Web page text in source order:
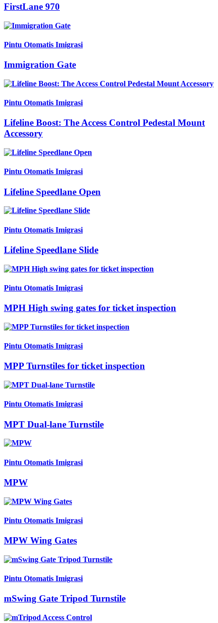
FirstLane 970
Pintu Otomatis Imigrasi
Immigration Gate
Pintu Otomatis Imigrasi
Lifeline Boost: The Access Control Pedestal Mount
Accessory
Pintu Otomatis Imigrasi
Lifeline Speedlane Open
Pintu Otomatis Imigrasi
Lifeline Speedlane Slide
Pintu Otomatis Imigrasi
MPH High swing gates for ticket inspection
Pintu Otomatis Imigrasi
MPP Turnstiles for ticket inspection
Pintu Otomatis Imigrasi
MPT Dual-lane Turnstile
Pintu Otomatis Imigrasi
MPW
Pintu Otomatis Imigrasi
MPW Wing Gates
Pintu Otomatis Imigrasi
mSwing Gate Tripod Turnstile